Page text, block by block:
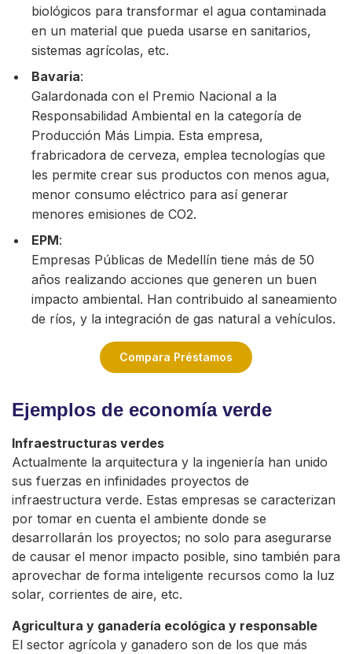
biológicos para transformar el agua contaminada
en un material que pueda usarse en sanitarios,
sistemas agrícolas, etc.
Bavaria:
Galardonada con el Premio Nacional a la
Responsabilidad Ambiental en la categoría de
Producción Más Limpia. Esta empresa,
frabricadora de cerveza, emplea tecnologías que
les permite crear sus productos con menos agua,
menor consumo eléctrico para así generar
menores emisiones de CO2.
EPM:
Empresas Públicas de Medellín tiene más de 50
años realizando acciones que generen un buen
impacto ambiental. Han contribuido al saneamiento
de ríos, y la integración de gas natural a vehículos.
Compara Préstamos
Ejemplos de economía verde
Infraestructuras verdes
Actualmente la arquitectura y la ingeniería han unido
sus fuerzas en infinidades proyectos de
infraestructura verde. Estas empresas se caracterizan
por tomar en cuenta el ambiente donde se
desarrollarán los proyectos; no solo para asegurarse
de causar el menor impacto posible, sino también para
aprovechar de forma inteligente recursos como la luz
solar, corrientes de aire, etc.
Agricultura y ganadería ecológica y responsable
El sector agrícola y ganadero son de los que más